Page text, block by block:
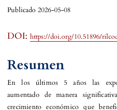
DOI: https://doi.org/10.51896/
Publicado 2026-05-08
Resumen
En los últimos 5 años las
aumentado de manera
crecimiento económico que